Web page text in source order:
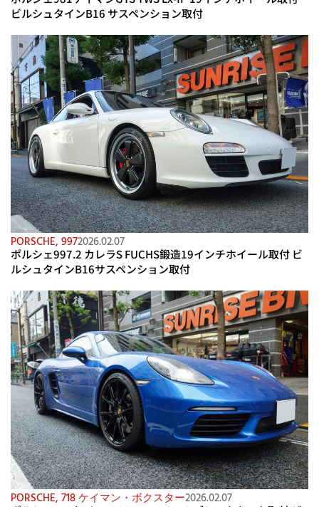
ビルシュタインB16 サスペンション取付
PORSCHE, 9972026.02.07
ポルシェ997.2 カレラS FUCHS鍛造19インチホイール取付 ビ
ルシュタインB16サスペンション取付
PORSCHE, 718 ケイマン・ボクスター2026.02.07